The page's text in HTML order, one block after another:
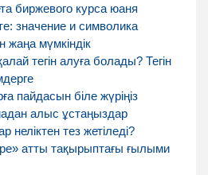
биржевого курса юаня
значение и символика
жаңа мүмкіндік
тегін алуға болады? Тегін
пайдасын біле жүріңіз
алыс ұстаңыздар
тез жетіледі?
атты тақырыптағы ғылыми